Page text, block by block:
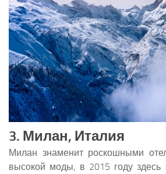
3. Милан, Италия
Милан знаменит роскошными
высокой моды, в 2015 году здесь